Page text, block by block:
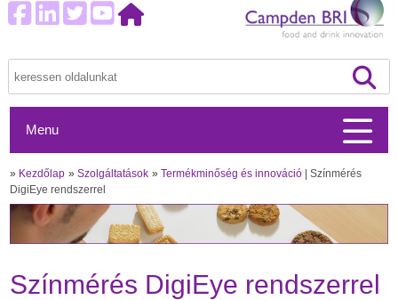
Menu
» Kezdőlap »Szolgáltatások »Termékminőség és innováció
Színmérés
DigiEye rendszerrel
Színmérés DigiEye rendszerrel